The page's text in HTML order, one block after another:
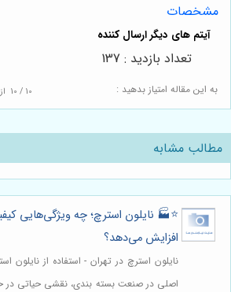
مشخصات
به این مقاله امتیاز بدهید : 10 / 10 از
تعداد بازدید : 137
مطالب مشابه
⭐️🏭 نایلون استرچ؛ چه ویژگی‌هایی
افزایش می‌دهد؟
نایلون استرچ در تهران - استفاده از نایلون
اصلی در صنعت بسته بندی، نقشی حیاتی در